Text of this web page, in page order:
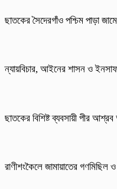
ছাতকের সৈদেরগাঁও পশ্চিম পাড়া
ন্যায়বিচার, আইনের শাসন ও
ছাতকের বিশিষ্ট ব্যবসায়ী পীর
রাণীশংকৈলে জামায়াতের গণমিছিল